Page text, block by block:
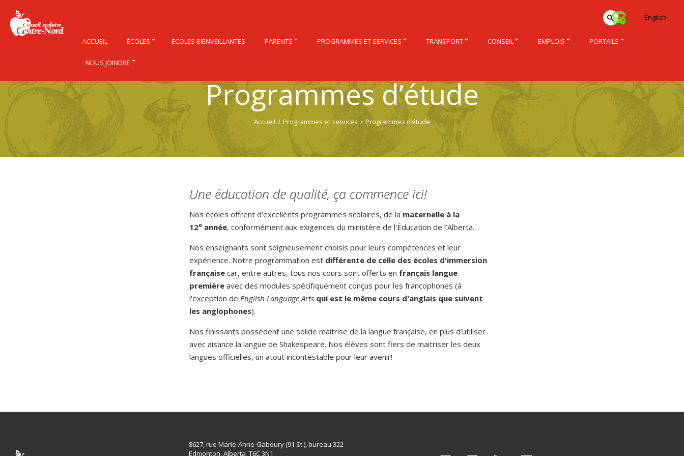
Programmes d’étude
Accueil / Programmes et services / Programmes d’étude
Une éducation de qualité, ça commence ici!
Nos écoles offrent d’excellents programmes scolaires, de la maternelle à la
12e année, conformément aux exigences du ministère de l’Éducation de l’Alberta.
Nos enseignants sont soigneusement choisis pour leurs compétences et leur
expérience. Notre programmation est différente de celle des écoles d'immersion
française car, entre autres, tous nos cours sont offerts en français langue
première avec des modules spécifiquement conçus pour les francophones (à
l'exception de English Language Arts qui est le même cours d'anglais que suivent
les anglophones).
Nos finissants possèdent une solide maitrise de la langue française, en plus d’utiliser
avec aisance la langue de Shakespeare. Nos élèves sont fiers de maitriser les deux
langues officielles, un atout incontestable pour leur avenir!
English
ACCUEIL ÉCOLES ÉCOLES BIENVEILLANTES PARENTS PROGRAMMES ET SERVICES TRANSPORT CONSEIL EMPLOIS PORTAILS
NOUS JOINDRE
8627, rue Marie-Anne-Gaboury (91 St.), bureau 322
Edmonton, Alberta T6C 3N1